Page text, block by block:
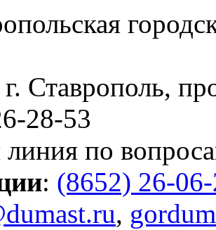
Ставрополь,
28-53
линия по
: (8652) 26-
,